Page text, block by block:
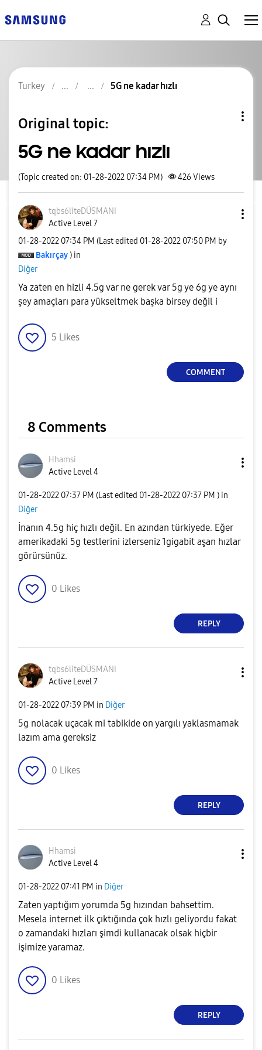
Turkey 5G ne kadar hızlı
Original topic:
5G ne kadar hızlı
(Topic created on: 01-28-2022 07:34 PM) 426 Views
tqbs6liteDÜSMAN
Active Level 7
‎01-28-2022 07:34 PM (Last edited ‎01-28-2022 07:50 PM by
Bakırçay ) in
Diğer
Ya zaten en hizli 4.5g var ne gerek var 5g ye 6g ye aynı
şey amaçları para yükseltmek başka birsey değil i
5 Likes
COMMENT
8 Comments
Hhamsi
Active Level 4
‎01-28-2022 07:37 PM (Last edited ‎01-28-2022 07:37 PM ) in
Diğer
İnanın 4.5g hiç hızlı değil. En azından türkiyede. Eğer
amerikadaki 5g testlerini izlerseniz 1gigabit aşan hızlar
görürsünüz.
0 Likes
REPLY
tqbs6liteDÜSMAN
Active Level 7
‎01-28-2022 07:39 PM in Diğer
5g nolacak uçacak mi tabikide on yargılı yaklasmamak
lazım ama gereksiz
0 Likes
REPLY
Hhamsi
Active Level 4
‎01-28-2022 07:41 PM in Diğer
Zaten yaptığım yorumda 5g hızından bahsettim.
Mesela internet ilk çıktığında çok hızlı geliyordu fakat
o zamandaki hızları şimdi kullanacak olsak hiçbir
işimize yaramaz.
0 Likes
REPLY